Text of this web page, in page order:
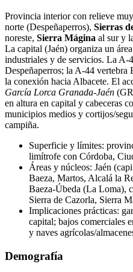
Provincia interior con relieve
norte (Despeñaperros), Sierras
noreste, Sierra Mágina al sur y
La capital (Jaén) organiza un
industriales y de servicios. La
Despeñaperros; la A‑44 vertebra
la conexión hacia Albacete. El
García Lorca Granada‑Jaén
en altura en capital y cabeceras
municipios medios y cortijos/
campiña.
Superficie y límites:
limítrofe con Córdoba,
Áreas y núcleos: Jaén
Baeza, Martos, Alcalá la
Baeza‑Úbeda (La Loma),
Sierra de Cazorla, Sierra
Implicaciones prácticas:
capital; bajos comerciales
y naves agrícolas/
Demografía